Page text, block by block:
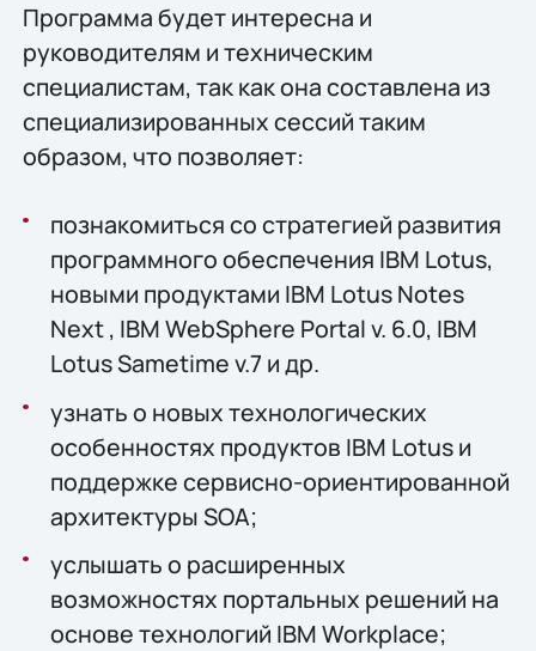
Программа будет интересна и
руководителям и техническим
специалистам, так как она составлена из
специализированных сессий таким
образом, что позволяет:
познакомиться со стратегией развития
программного обеспечения IBM Lotus,
новыми продуктами IBM Lotus Notes
Next , IBM WebSphere Portal v. 6.0, IBM
Lotus Sametime v.7 и др.
узнать о новых технологических
особенностях продуктов IBM Lotus и
поддержке сервисно-ориентированной
архитектуры SOA;
услышать о расширенных
возможностях портальных решений на
основе технологий IBM Workplace;